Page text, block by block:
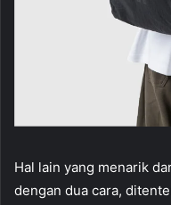
Hal lain yang menarik
dengan dua cara,